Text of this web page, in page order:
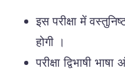
इस परीक्षा में
होगी ।
परीक्षा द्विभाषी